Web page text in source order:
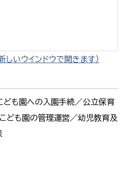
いウインドウで開きます）
ども園への入園手続／公立保育
ども園の管理運営／幼児教育及